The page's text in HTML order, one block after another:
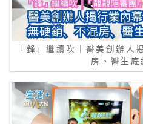
「鋒」繼續吹｜醫美創辦人
房、醫生底